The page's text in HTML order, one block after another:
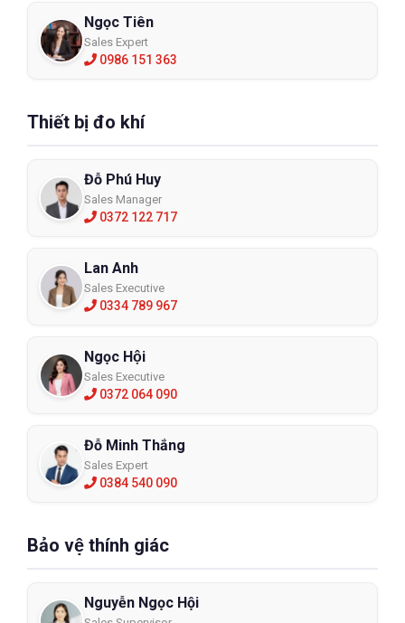
Ngọc Tiên
Sales Expert
0986 151 363
Thiết bị đo khí
Đỗ Phú Huy
Sales Manager
0372 122 717
Lan Anh
Sales Executive
0334 789 967
Ngọc Hội
Sales Executive
0372 064 090
Đỗ Minh Thắng
Sales Expert
0384 540 090
Bảo vệ thính giác
Nguyễn Ngọc Hội